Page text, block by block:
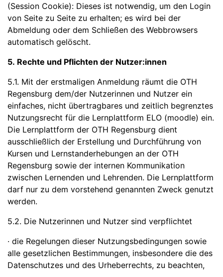
(Session Cookie): Dieses ist notwendig, um den Login
von Seite zu Seite zu erhalten; es wird bei der
Abmeldung oder dem Schließen des Webbrowsers
automatisch gelöscht.
5. Rechte und Pflichten der Nutzer:innen
5.1. Mit der erstmaligen Anmeldung räumt die OTH
Regensburg dem/der Nutzerinnen und Nutzer ein
einfaches, nicht übertragbares und zeitlich begrenztes
Nutzungsrecht für die Lernplattform ELO (moodle) ein.
Die Lernplattform der OTH Regensburg dient
ausschließlich der Erstellung und Durchführung von
Kursen und Lernstanderhebungen an der OTH
Regensburg sowie der internen Kommunikation
zwischen Lernenden und Lehrenden. Die Lernplattform
darf nur zu dem vorstehend genannten Zweck genutzt
werden.
5.2. Die Nutzerinnen und Nutzer sind verpflichtet
· die Regelungen dieser Nutzungsbedingungen sowie
alle gesetzlichen Bestimmungen, insbesondere die des
Datenschutzes und des Urheberrechts, zu beachten,